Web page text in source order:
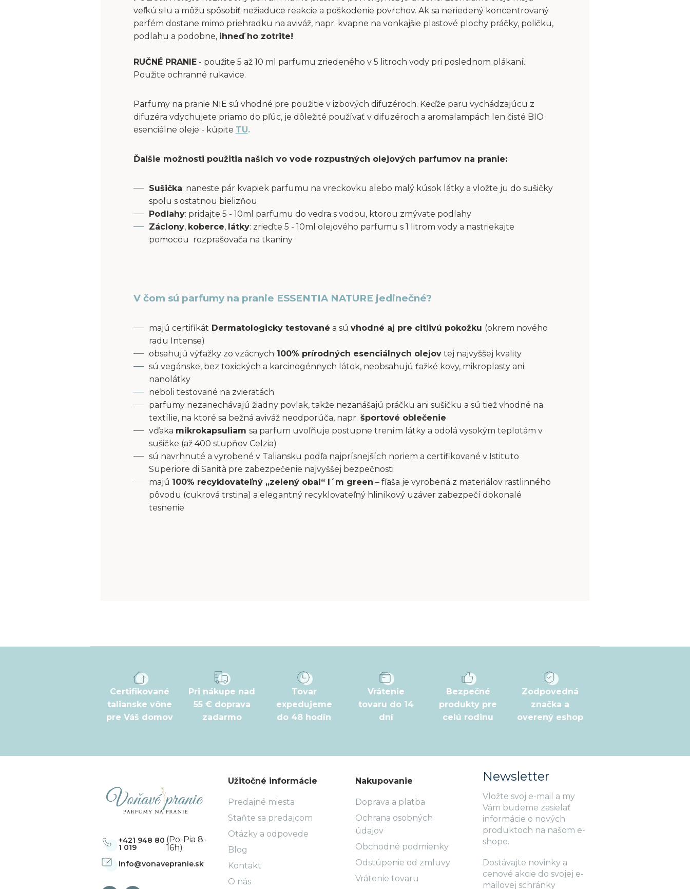
veľkú silu a môžu spôsobiť nežiaduce reakcie a poškodenie povrchov. Ak sa neriedený koncentrovaný
parfém dostane mimo priehradku na aviváž, napr. kvapne na vonkajšie plastové plochy práčky, poličku,
podlahu a podobne, ihneď ho zotrite!
RUČNÉ PRANIE- použite 5 až 10 ml parfumu zriedeného v 5 litroch vody pri poslednom plákaní.
Použite ochranné rukavice.
Parfumy na pranie NIE sú vhodné pre použitie v izbových difuzéroch. Keďže paru vychádzajúcu z
difuzéra vdychujete priamo do pľúc, je dôležité používať v difuzéroch a aromalampách len čisté BIO
esenciálne oleje - kúpite TU.
Ďalšie možnosti použitia našich vo vode rozpustných olejových parfumov na pranie:
Sušička: naneste pár kvapiek parfumu na vreckovku alebo malý kúsok látky a vložte ju do sušičky
spolu s ostatnou bielizňou
Podlahy: pridajte 5 - 10ml parfumu do vedra s vodou, ktorou zmývate podlahy
Záclony, koberce, látky: zrieďte 5 - 10ml olejového parfumu s 1 litrom vody a nastriekajte
pomocou rozprašovača na tkaniny
V čom sú parfumy na pranie ESSENTIA NATURE jedinečné?
majú certifikát Dermatologicky testované a sú vhodné aj pre citlivú pokožku (okrem nového
radu Intense)
obsahujú výťažky zo vzácnych 100% prírodných esenciálnych olejovtej najvyššej kvality
sú vegánske, bez toxických a karcinogénnych látok, neobsahujú ťažké kovy, mikroplasty ani
nanolátky
neboli testované na zvieratách
parfumy nezanechávajú žiadny povlak, takže nezanášajú práčku ani sušičku a sú tiež vhodné na
textílie, na ktoré sa bežná aviváž neodporúča, napr. športové oblečenie
vďaka mikrokapsuliam sa parfum uvoľňuje postupne trením látky a odolá vysokým teplotám v
sušičke (až 400 stupňov Celzia)
sú navrhnuté a vyrobené v Taliansku podľa najprísnejších noriem a certifikované v Istituto
Superiore di Sanità pre zabezpečenie najvyššej bezpečnosti
majú 100% recyklovateľný „zelený obal“ I´m green – fľaša je vyrobená z materiálov rastlinného
pôvodu (cukrová trstina) a elegantný recyklovateľný hliníkový uzáver zabezpečí dokonalé
tesnenie
á
Certifikované
talianske vône
pre Váš domov
Pri nákupe nad
55 € doprava
zadarmo
Tovar
expedujeme
do 48 hodín
Vrátenie
tovaru do 14
dní
Bezpečné
produkty pre
celú rodinu
Zodpovedná
značka a
overený eshop
info@vonavepranie.sk
+421 948 80
1 019
(Po-Pia 8-
16h)
Užitočné informácie
Predajné miesta
Staňte sa predajcom
Otázky a odpovede
Blog
Kontakt
O nás
Nakupovanie
Doprava a platba
Ochrana osobných
údajov
Obchodné podmienky
Odstúpenie od zmluvy
Vrátenie tovaru
Newsletter
Vložte svoj e-mail a my
Vám budeme zasielať
informácie o nových
produktoch na našom e-
shope.
Dostávajte novinky a
cenové akcie do svojej e-
mailovej schránky